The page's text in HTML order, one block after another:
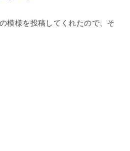
模様を投稿してくれたので、そ